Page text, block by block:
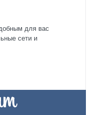
для вас
сети и